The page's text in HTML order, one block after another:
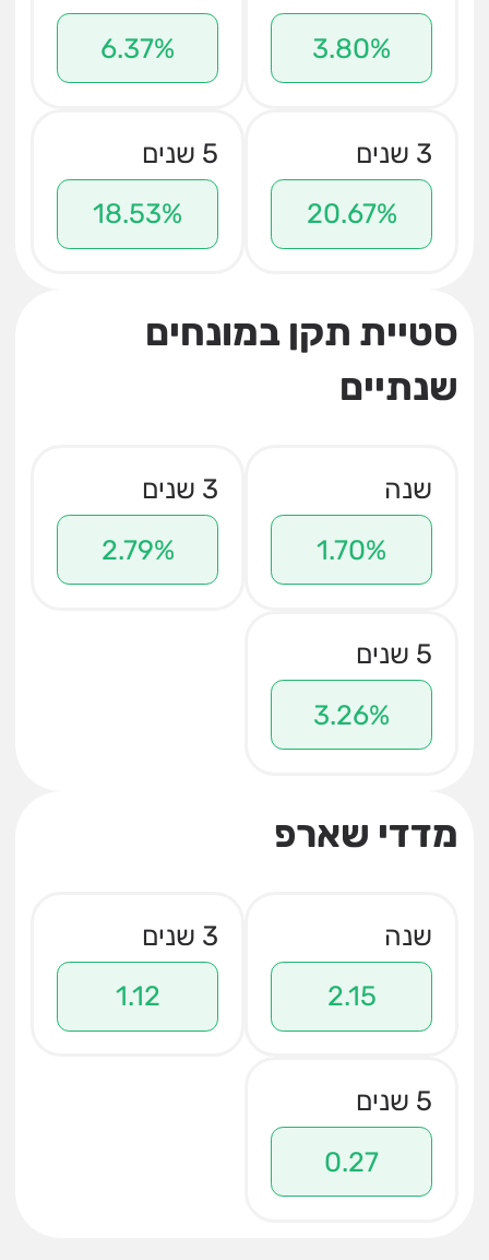
3.80%
6.37%
3 שנים
20.67%
5 שנים
18.53%
סטיית תקן במונחים
שנתיים
שנה
1.70%
3 שנים
2.79%
5 שנים
3.26%
מדדי שארפ
שנה
2.15
3 שנים
1.12
5 שנים
0.27